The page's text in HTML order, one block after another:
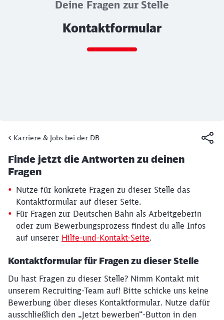
Deine Fragen zur Stelle
Kontaktformular
Ende des Sliders
Karriere & Jobs bei der DB
19. März 2026, 15:13 Uhr
Artikel:
Kontaktformular
Finde jetzt die Antworten zu deinen
Fragen
Nutze für konkrete Fragen zu dieser Stelle das
Kontaktformular auf dieser Seite.
Für Fragen zur Deutschen Bahn als Arbeitgeberin
oder zum Bewerbungsprozess findest du alle Infos
auf unserer Hilfe-und-Kontakt-Seite.
Kontaktformular für Fragen zu dieser Stelle
Du hast Fragen zu dieser Stelle? Nimm Kontakt mit
unserem Recruiting-Team auf! Bitte schicke uns keine
Bewerbung über dieses Kontaktformular. Nutze dafür
ausschließlich den „Jetzt bewerben“-Button in den